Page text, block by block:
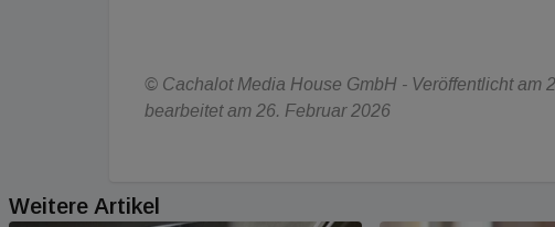
© Cachalot Media House GmbH - Veröffentlicht am
bearbeitet am 26. Februar 2026
Weitere Artikel